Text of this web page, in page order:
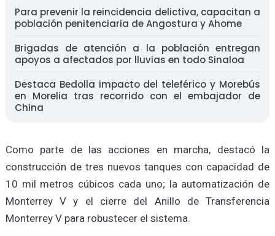
Para prevenir la reincidencia delictiva, capacitan a
población penitenciaria de Angostura y Ahome
Brigadas de atención a la población entregan
apoyos a afectados por lluvias en todo Sinaloa
Destaca Bedolla impacto del teleférico y Morebús
en Morelia tras recorrido con el embajador de
China
Como parte de las acciones en marcha, destacó la
construcción de tres nuevos tanques con capacidad de
10 mil metros cúbicos cada uno; la automatización de
Monterrey V y el cierre del Anillo de Transferencia
Monterrey V para robustecer el sistema.